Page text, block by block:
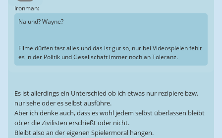
Ironman:
Na und? Wayne?
Filme dürfen fast alles und das ist gut so, nur bei Videospielen fehlt
es in der Politik und Gesellschaft immer noch an Toleranz.
Es ist allerdings ein Unterschied ob ich etwas nur rezipiere bzw.
nur sehe oder es selbst ausführe.
Aber ich denke auch, dass es wohl jedem selbst überlassen bleibt
ob er die Zivilisten erschießt oder nicht.
Bleibt also an der eigenen Spielermoral hängen.